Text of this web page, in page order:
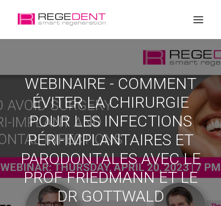
La régénération dentaire
Produits
Éducation
A propos de Regedent
WEBINAIRE - COMMENT
ÉVITER LA CHIRURGIE
POUR LES INFECTIONS
PÉRI-IMPLANTAIRES ET
PARODONTALES AVEC LE
PROF FRIEDMANN ET LE
DR GOTTWALD